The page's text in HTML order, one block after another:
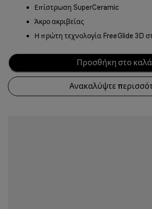
Επίστρωση SuperCeramic
Άκρο ακριβείας
Η πρώτη τεχνολογία FreeGlide 3D
Προσθήκη στο
Ανακαλύψτε